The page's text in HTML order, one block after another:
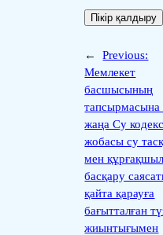
←
Previous:
Мемлекет
басшысының
тапсырмасына
жаңа Су
жобасы су
мен
басқару
қайта қарауға
бағытталған
жиынтығымен